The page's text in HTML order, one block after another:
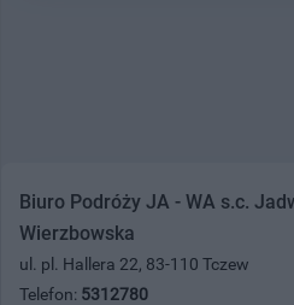
Biuro Podróży JA - WA s.c.
Wierzbowska
ul. pl. Hallera 22, 83-110 Tczew
Telefon: 5312780